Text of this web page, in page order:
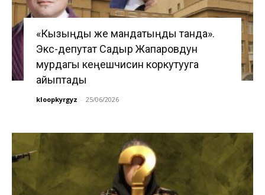
«Кызыңды же мандатыңды танда».
Экс-депутат Садыр Жапаровдун
мурдагы кеңешчисин коркутууга
айыптады
kloopkyrgyz - 25/06/2026